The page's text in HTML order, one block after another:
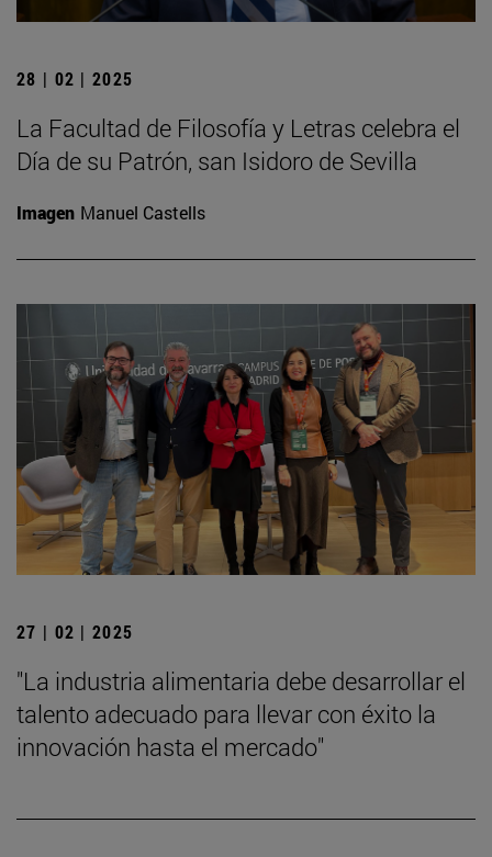
28 | 02 | 2025
La Facultad de Filosofía y Letras celebra el
Día de su Patrón, san Isidoro de Sevilla
Imagen Manuel Castells
27 | 02 | 2025
"La industria alimentaria debe desarrollar el
talento adecuado para llevar con éxito la
innovación hasta el mercado"